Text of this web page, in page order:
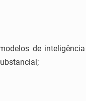
de